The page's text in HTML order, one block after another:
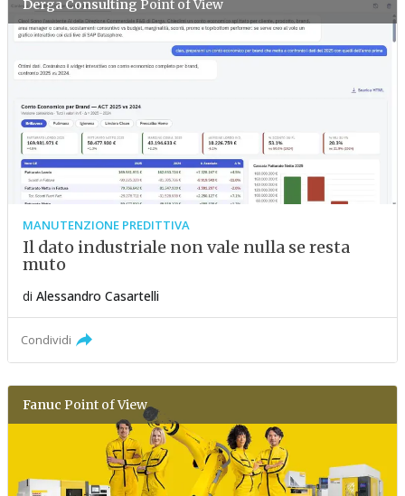
Derga Consulting Point of View
MANUTENZIONE PREDITTIVA
Il dato industriale non vale nulla se resta
muto
di Alessandro Casartelli
Condividi
Fanuc Point of View